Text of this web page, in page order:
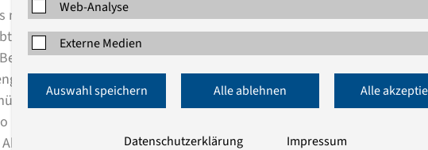
nicht »einen guten oder einen schlechten Luther, es gibt keinen
es nur den Luther, dessen Aufforderung, Synagogen abzufackeln
jüdischer Existenz eingedrungen ist«. Es gebe sogar
in seiner Kontinuität „eventuell in den Gaskammern von
man zulassen, wenn man sich mit einer „derart schillernden
zu Berlin, Christian Staffa, sagte in Abwandelung eines
Web-Analyse
Externe Medien
Auswahl speichern Alle ablehnen Alle
Datenschutzerklärung Impressum